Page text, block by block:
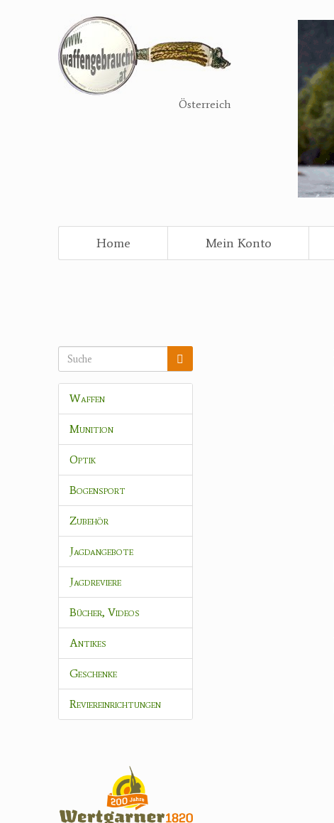
Österreich
Home
Mein Konto
Waffen
Munition
Optik
Bogensport
Zubehör
Jagdangebote
Jagdreviere
Bücher, Videos
Antikes
Geschenke
Reviereinrichtungen